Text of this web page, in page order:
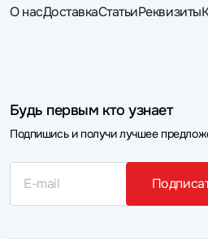
О насДоставкаСтатьиРеквизиты
Будь первым кто узнает
Подпишись и получи лучшее